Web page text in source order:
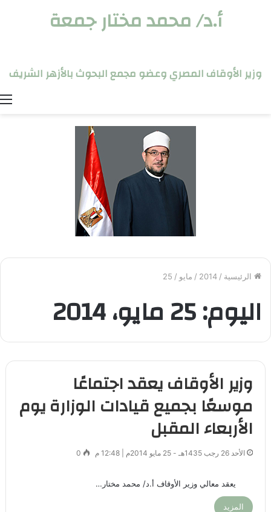
أ.د/ محمد مختار جمعة
وزير الأوقاف المصري وعضو مجمع البحوث بالأزهر الشريف
الرئيسية /
2014
/ مايو /
25
اليوم:25 مايو، 2014
وزير الأوقاف يعقد اجتماعًا
موسعًا بجميع قيادات الوزارة يوم
الأربعاء المقبل
الأحد 26 رجب 1435هـ - 25 مايو 2014م | 12:48 م 0
يعقد معالي وزير الأوقاف أ.د/ محمد مختار…
المزيد